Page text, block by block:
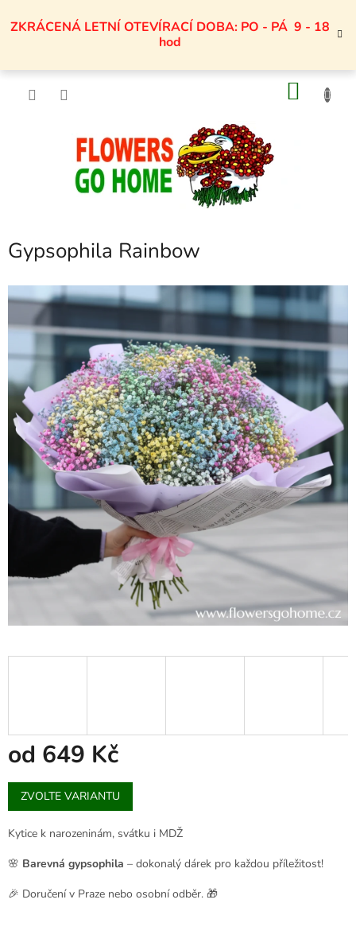
naZKRÁCENÁ LETNÍ OTEVÍRACÍ DOBA: PO - PÁ 9 - 18
hod
Gypsophila Rainbow
od 649 Kč
Měrná
cena:
ZVOLTE VARIANTU
Kytice k narozeninám, svátku i MDŽ
🌸 Barevná gypsophila – dokonalý dárek pro každou příležitost!
🎉 Doručení v Praze nebo osobní odběr. 🎁